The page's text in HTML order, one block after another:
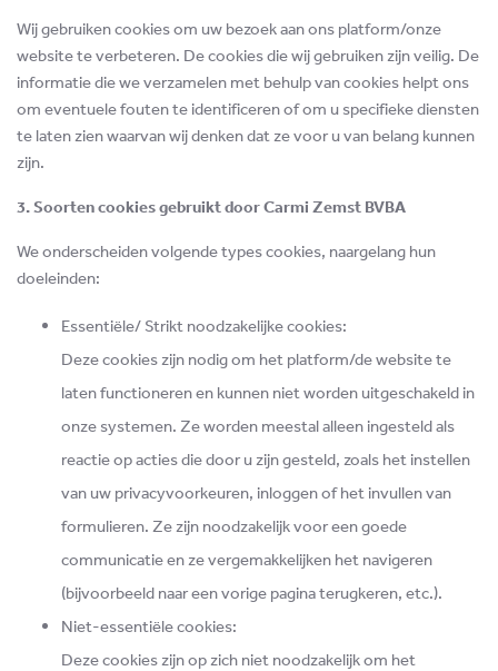
Wij gebruiken cookies om uw bezoek aan ons platform/onze
website te verbeteren. De cookies die wij gebruiken zijn veilig. De
informatie die we verzamelen met behulp van cookies helpt ons
om eventuele fouten te identificeren of om u specifieke diensten
te laten zien waarvan wij denken dat ze voor u van belang kunnen
zijn.
3. Soorten cookies gebruikt door Carmi Zemst BVBA
We onderscheiden volgende types cookies, naargelang hun
doeleinden:
Essentiële/ Strikt noodzakelijke cookies:
Deze cookies zijn nodig om het platform/de website te
laten functioneren en kunnen niet worden uitgeschakeld in
onze systemen. Ze worden meestal alleen ingesteld als
reactie op acties die door u zijn gesteld, zoals het instellen
van uw privacyvoorkeuren, inloggen of het invullen van
formulieren. Ze zijn noodzakelijk voor een goede
communicatie en ze vergemakkelijken het navigeren
(bijvoorbeeld naar een vorige pagina terugkeren, etc.).
Niet-essentiële cookies:
Deze cookies zijn op zich niet noodzakelijk om het